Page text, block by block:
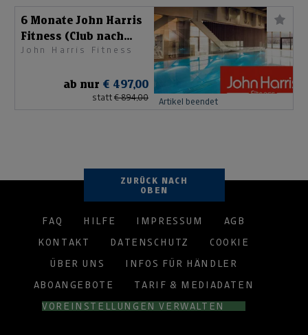
6 Monate John Harris
Fitness (Club nach
Wahl)
John Harris Fitness
ab nur € 497,00
statt € 894,00 Artikel beendet
ZURÜCK NACH
OBEN
FAQ HILFE IMPRESSUM AGB
KONTAKT DATENSCHUTZ COOKIE
ÜBER UNS INFOS FÜR HÄNDLER
ABOANGEBOTE TARIF & MEDIADATEN
VOREINSTELLUNGEN VERWALTEN